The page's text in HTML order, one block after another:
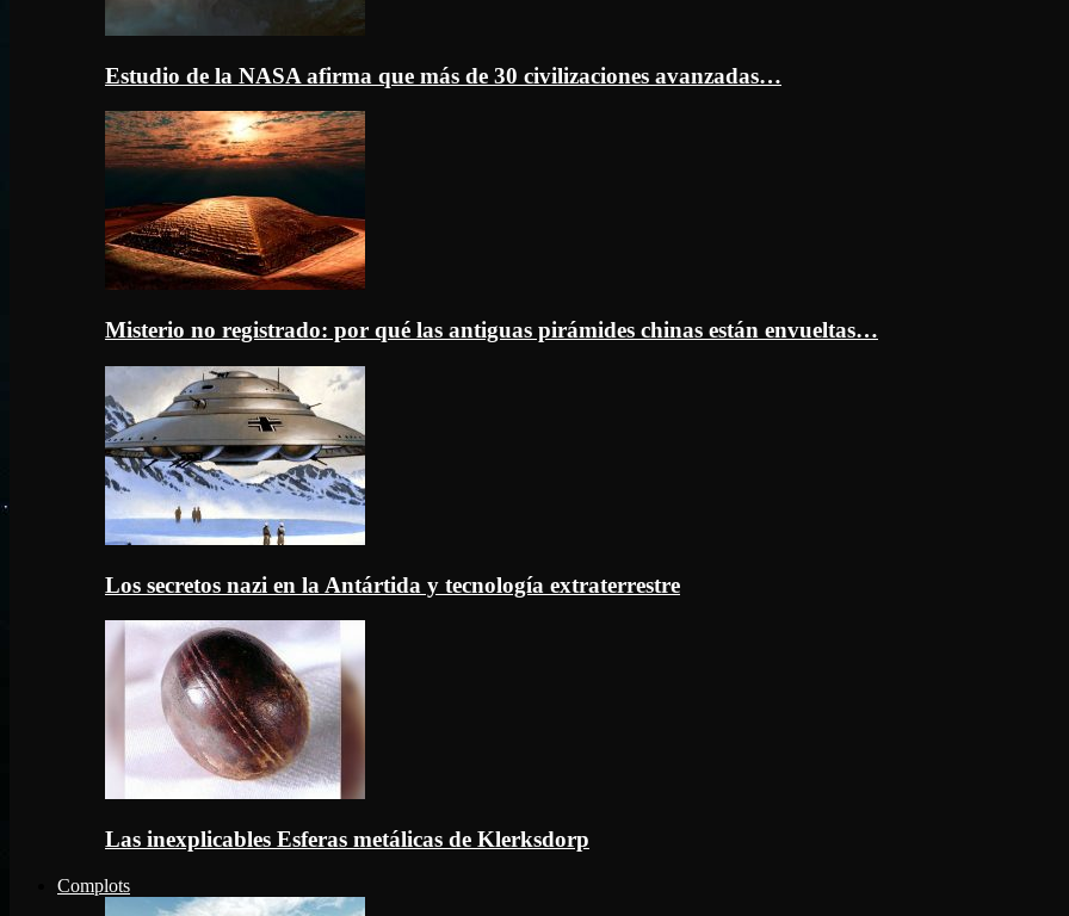
Estudio de la NASA afirma que más de 30 civilizaciones avanzadas…
Misterio no registrado: por qué las antiguas pirámides chinas están envueltas…
Los secretos nazi en la Antártida y tecnología extraterrestre
Las inexplicables Esferas metálicas de Klerksdorp
Complots